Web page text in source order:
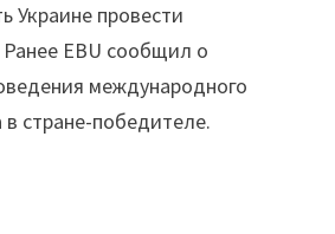
Украине провести
EBU сообщил о
международного
в стране-победителе.